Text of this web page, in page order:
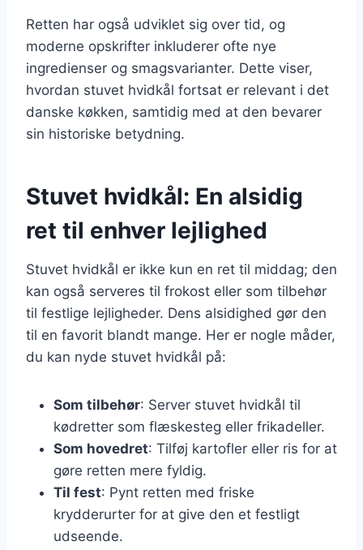
Retten har også udviklet sig over tid, og
moderne opskrifter inkluderer ofte nye
ingredienser og smagsvarianter. Dette viser,
hvordan stuvet hvidkål fortsat er relevant i det
danske køkken, samtidig med at den bevarer
sin historiske betydning.
Stuvet hvidkål: En alsidig
ret til enhver lejlighed
Stuvet hvidkål er ikke kun en ret til middag; den
kan også serveres til frokost eller som tilbehør
til festlige lejligheder. Dens alsidighed gør den
til en favorit blandt mange. Her er nogle måder,
du kan nyde stuvet hvidkål på:
Som tilbehør: Server stuvet hvidkål til
kødretter som flæskesteg eller frikadeller.
Som hovedret: Tilføj kartofler eller ris for at
gøre retten mere fyldig.
Til fest: Pynt retten med friske
krydderurter for at give den et festligt
udseende.